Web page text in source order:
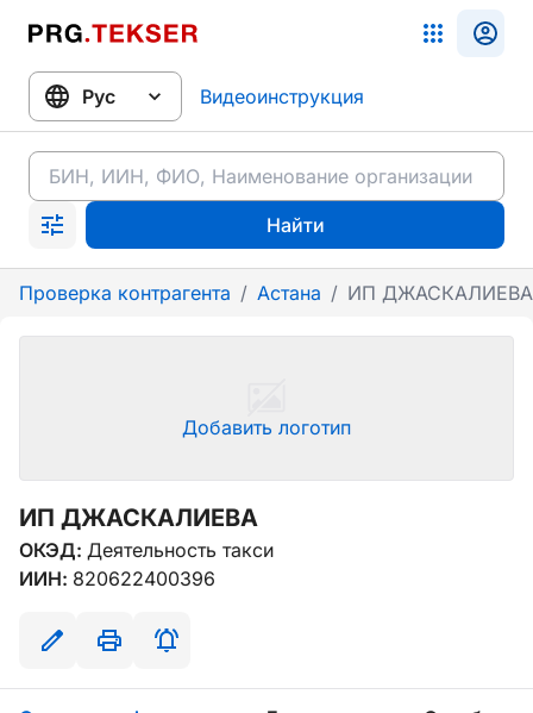
Видеоинструкция
Найти
Проверка контрагента / Астана / ИП ДЖАСКАЛИЕВА
Добавить логотип
ИП ДЖАСКАЛИЕВА
ОКЭД: Деятельность такси
ИИН: 820622400396